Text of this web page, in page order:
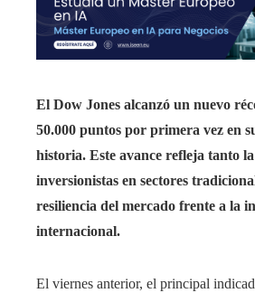
El Dow Jones alcanzó un nuevo
50.000 puntos por primera vez en
historia. Este avance refleja tanto
inversionistas en sectores
resiliencia del mercado frente a la
internacional.
El viernes anterior, el principal